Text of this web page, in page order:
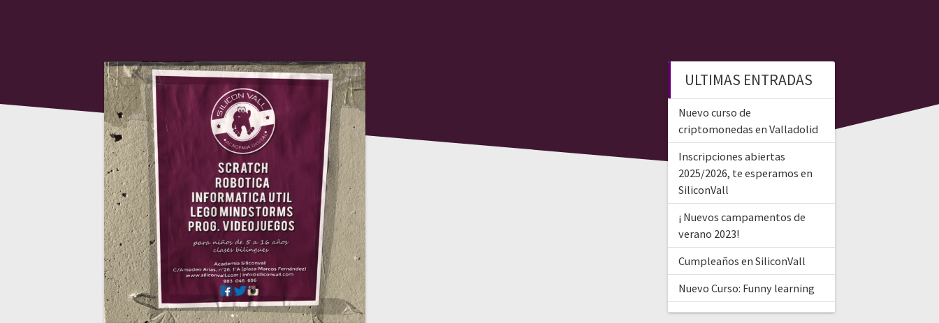
ULTIMAS ENTRADAS
Nuevo curso de
criptomonedas en Valladolid
Inscripciones abiertas
2025/2026, te esperamos en
SiliconVall
¡ Nuevos campamentos de
verano 2023!
Cumpleaños en SiliconVall
Nuevo Curso: Funny learning